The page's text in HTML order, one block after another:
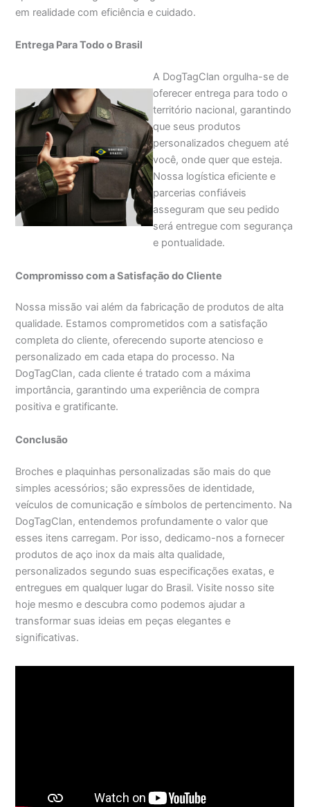
em realidade com eficiência e cuidado.
Entrega Para Todo o Brasil
A DogTagClan orgulha-se de
oferecer entrega para todo o
território nacional, garantindo
que seus produtos
personalizados cheguem até
você, onde quer que esteja.
Nossa logística eficiente e
parcerias confiáveis
asseguram que seu pedido
será entregue com segurança
e pontualidade.
Compromisso com a Satisfação do Cliente
Nossa missão vai além da fabricação de produtos de alta
qualidade. Estamos comprometidos com a satisfação
completa do cliente, oferecendo suporte atencioso e
personalizado em cada etapa do processo. Na
DogTagClan, cada cliente é tratado com a máxima
importância, garantindo uma experiência de compra
positiva e gratificante.
Conclusão
Broches e plaquinhas personalizadas são mais do que
simples acessórios; são expressões de identidade,
veículos de comunicação e símbolos de pertencimento. Na
DogTagClan, entendemos profundamente o valor que
esses itens carregam. Por isso, dedicamo-nos a fornecer
produtos de aço inox da mais alta qualidade,
personalizados segundo suas especificações exatas, e
entregues em qualquer lugar do Brasil. Visite nosso site
hoje mesmo e descubra como podemos ajudar a
transformar suas ideias em peças elegantes e
significativas.